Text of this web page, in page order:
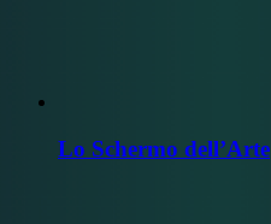
Lo Schermo dell’Arte